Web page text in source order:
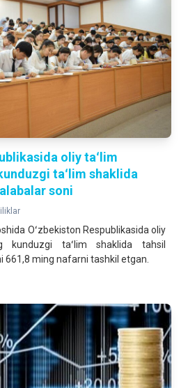
oliy taʻlim
taʻlim shaklida
soni
Oʻzbekiston Respublikasida oliy
kunduzgi taʻlim shaklida tahsil
661,8 ming nafarni tashkil etgan.